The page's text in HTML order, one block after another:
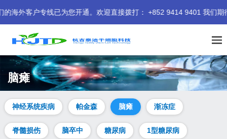
户专线已为您开通。欢迎直接拨打： +852 9414 9401 我们期待为您
脑瘫
神经系统疾病 帕金森 脑瘫 渐冻症
脊髓损伤 脑卒中 糖尿病 1型糖尿病